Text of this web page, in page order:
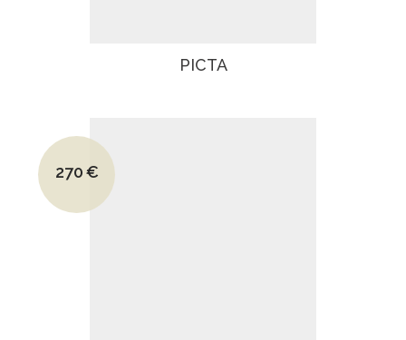
PICTA
Le prix initial était : 490€.
270€
Le prix actuel est : 270€.